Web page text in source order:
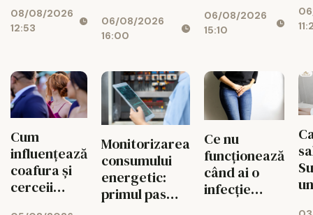
verii
08/08/2026
12:53
spatele
fiecărui
CISTOUR
06/08/2026
16:00
ta cu Lingua
Transcript
06/08/2026
15:10
Cum
influențează
coafura și
cerceii
Monitorizarea
consumului
energetic:
primul pas
Ce nu
funcționează
când ai o
infecție